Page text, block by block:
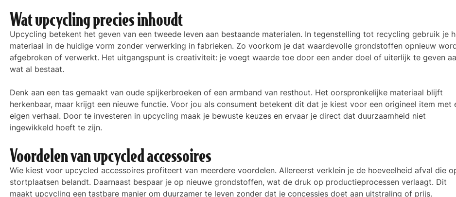
Wat upcycling precies inhoudt
Upcycling betekent het geven van een tweede leven aan bestaande materialen. In tegenstelling tot recycling gebruik je
materiaal in de huidige vorm zonder verwerking in fabrieken. Zo voorkom je dat waardevolle grondstoffen opnieuw
afgebroken of verwerkt. Het uitgangspunt is creativiteit: je voegt waarde toe door een ander doel of uiterlijk te geven
wat al bestaat.
Denk aan een tas gemaakt van oude spijkerbroeken of een armband van resthout. Het oorspronkelijke materiaal blijft
herkenbaar, maar krijgt een nieuwe functie. Voor jou als consument betekent dit dat je kiest voor een origineel item met
eigen verhaal. Door te investeren in upcycling maak je bewuste keuzes en ervaar je direct dat duurzaamheid niet
ingewikkeld hoeft te zijn.
Voordelen van upcycled accessoires
Wie kiest voor upcycled accessoires profiteert van meerdere voordelen. Allereerst verklein je de hoeveelheid afval die
stortplaatsen belandt. Daarnaast bespaar je op nieuwe grondstoffen, wat de druk op productieprocessen verlaagt. Dit
maakt upcycling een tastbare manier om duurzamer te leven zonder dat je concessies doet aan uitstraling of prijs.